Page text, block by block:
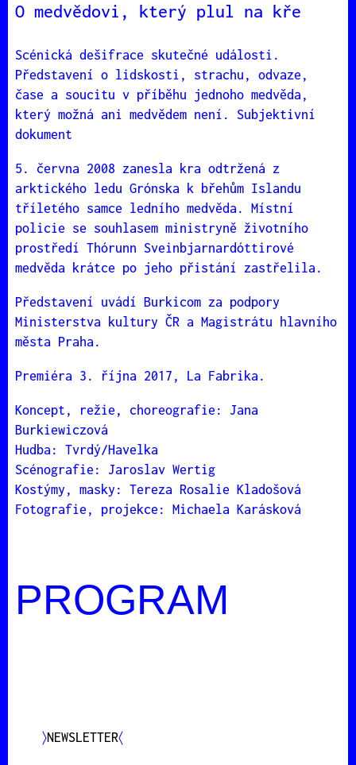
O medvědovi, který plul na kře
Scénická dešifrace skutečné události.
Představení o lidskosti, strachu, odvaze,
čase a soucitu v příběhu jednoho medvěda,
který možná ani medvědem není. Subjektivní
dokument
5. června 2008 zanesla kra odtržená z
arktického ledu Grónska k břehům Islandu
tříletého samce ledního medvěda. Místní
policie se souhlasem ministryně životního
prostředí Thórunn Sveinbjarnardóttirové
medvěda krátce po jeho přistání zastřelila.
Představení uvádí Burkicom za podpory
Ministerstva kultury ČR a Magistrátu hlavního
města Praha.
Premiéra 3. října 2017, La Fabrika.
Koncept, režie, choreografie: Jana
Burkiewiczová
Hudba: Tvrdý/Havelka
Scénografie: Jaroslav Wertig
Kostýmy, masky: Tereza Rosalie Kladošová
Fotografie, projekce: Michaela Karásková
PROGRAM
〉NEWSLETTER〈